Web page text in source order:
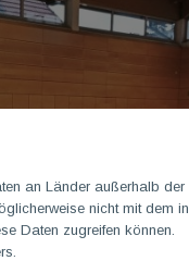
an Länder außerhalb der
nicht mit dem in
Daten zugreifen können.